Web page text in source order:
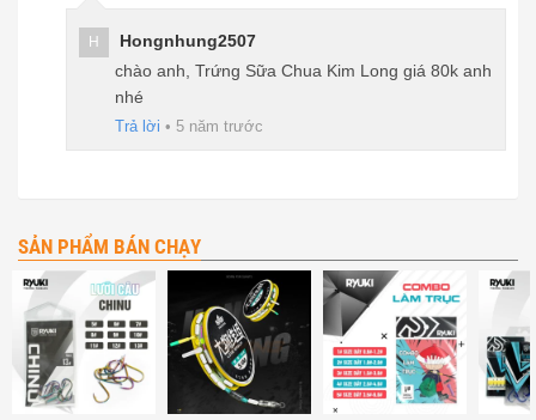
H
Hongnhung2507
chào anh, Trứng Sữa Chua Kim Long giá 80k anh
nhé
Trả lời • 5 năm trước
SẢN PHẨM BÁN CHẠY